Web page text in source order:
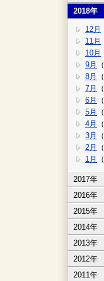
2018年
12月
11月
10月
9月
8月
7月
6月
5月
4月
3月
2月
1月
2017年
2016年
2015年
2014年
2013年
2012年
2011年